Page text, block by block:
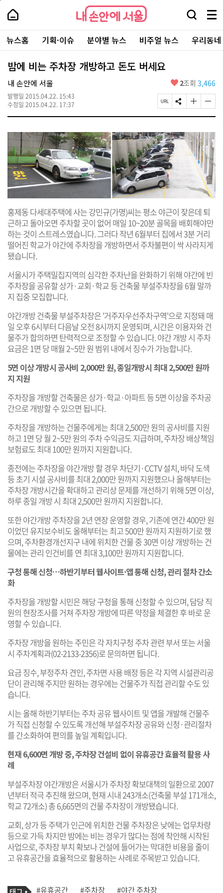
본
로
가
내
손
안
에
서
울
-
서
울
시
대
표
소
포
내
손
에
울
검
창
열
기
메
뉴
전
체
보
주
요
서
뉴스홈 기획·이슈 분야별 뉴스 비주얼 뉴스 우리동
밤에 비는 주차장 개방하고 돈도 버세요
내 손안에 서울
발행일 2015.04.22. 15:43
수정일 2015.04.22. 17:37
좋
요
2조회 3,466
페
이
U
R
L
복
사
S
N
공
유
기
글
자
기
크
게
변
경
하
글
자
기
작
게
변
경
하
기
홍제동 다세대주택에 사는 강민규(가명)씨는 평소 야근이 잦은데 퇴
근하고 돌아오면 주차할 곳이 없어 매일 10~20분 골목을 배회해야만
하는 것이 스트레스였습니다. 그러다 작년 6월부터 집에서 3분 거리
떨어진 학교가 야간에 주차장을 개방하면서 주차불편이 싹 사라지게
됐습니다.
서울시가 주택밀집지역의 심각한 주차난을 완화하기 위해 야간에 빈
주차장을 공유할 상가·교회·학교 등 건축물 부설주차장을 6월 말까
지 집중 모집합니다.
야간개방 건축물 부설주차장은 '거주자우선주차구역'으로 지정돼 매
일 오후 6시부터 다음날 오전 8시까지 운영되며, 시간은 이용자와 건
물주가 합의하면 탄력적으로 조정할 수 있습니다. 야간 개방 시 주차
요금은 1면 당 매월 2~5만 원 범위 내에서 징수가 가능합니다.
5면 이상 개방시 공사비 2,000만 원, 종일개방시 최대 2,500만 원까
지 지원
주차장을 개방할 건축물은 상가·학교·아파트 등 5면 이상을 주차공
간으로 개방할 수 있으면 됩니다.
주차장을 개방하는 건물주에게는 최대 2,500만 원의 공사비를 지원
하고 1면 당 월 2~5만 원의 주차 수익금도 지급하며, 주차장 배상책임
보험료도 최대 100만 원까지 지원합니다.
종전에는 주차장을 야간개방 할 경우 차단기·CCTV 설치, 바닥 도색
등 초기 시설 공사비를 최대 2,000만 원까지 지원했으나 올해부터는
주차장 개방시간을 확대하고 관리상 문제를 개선하기 위해 5면 이상,
하루 종일 개방 시 최대 2,500만 원까지 지원합니다.
또한 야간개방 주차장을 2년 연장 운영할 경우, 기존에 연간 400만 원
이었던 유지보수비도 올해부터는 최고 500만 원까지 지원하기로 했
으며, 주차환경개선지구 내에 위치한 건물 중 30면 이상 개방하는 건
물에는 관리 인건비를 연 최대 3,100만 원까지 지원합니다.
구청 통해 신청…하반기부터 웹사이트·앱 통해 신청, 관리 절차 간소
화
주차장을 개방할 시민은 해당 구청을 통해 신청할 수 있으며, 담당 직
원의 현장조사를 거쳐 주차장 개방에 따른 약정을 체결한 후 바로 운
영할 수 있습니다.
주차장 개방을 원하는 주민은 각 자치구청 주차 관련 부서 또는 서울
시 주차계획과(02-2133-2356)로 문의하면 됩니다.
요금 징수, 부정주차 견인, 주차면 사용 배정 등은 각 지역 시설관리공
단이 관리해 주지만 원하는 경우에는 건물주가 직접 관리할 수도 있
습니다.
시는 올해 하반기부터는 주차 공유 웹사이트 및 앱을 개발해 건물주
가 직접 신청할 수 있도록 개선해 부설주차장 공유와 신청·관리절차
를 간소화하여 편의를 높일 계획입니다.
현재 6,600면 개방 중, 주차장 건설비 없이 유휴공간 효율적 활용 사
례
부설주차장 야간개방은 서울시가 주차장 확보대책의 일환으로 2007
년부터 적극 추진해 왔으며, 현재 시내 243개소(건축물 부설 171개소,
학교 72개소) 총 6,665면의 건물 주차장이 개방됐습니다.
교회, 상가 등 주택가 인근에 위치한 건물 주차장은 낮에는 업무차량
등으로 가득 차지만 밤에는 비는 경우가 많다는 점에 착안해 시작된
사업으로, 주차장 부치 확보나 건설에 들어가는 막대한 비용을 줄이
고 유휴공간을 효율적으로 활용하는 사례로 주목받고 있습니다.
기
태 #유휴공간 #주차장 #야간 주차장
페
상
단
로